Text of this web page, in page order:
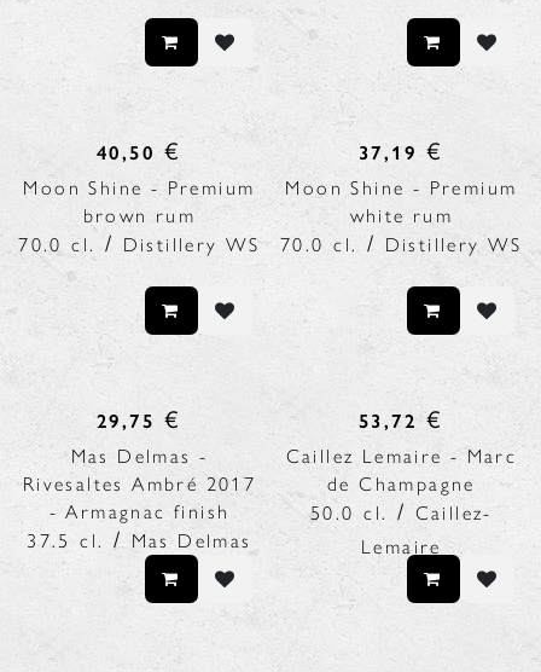
40,50 €
Moon Shine - Premium
brown rum
70.0 cl. / Distillery WS
37,19 €
Moon Shine - Premium
white rum
70.0 cl. / Distillery WS
29,75 €
Mas Delmas -
Rivesaltes Ambré 2017
- Armagnac finish
37.5 cl. / Mas Delmas
53,72 €
Caillez Lemaire - Marc
de Champagne
50.0 cl. / Caillez-
Lemaire